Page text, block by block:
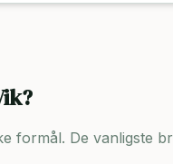
?
formål. De vanligste